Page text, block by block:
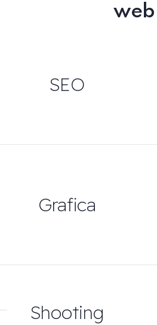
web
SEO
Grafica
Shooting